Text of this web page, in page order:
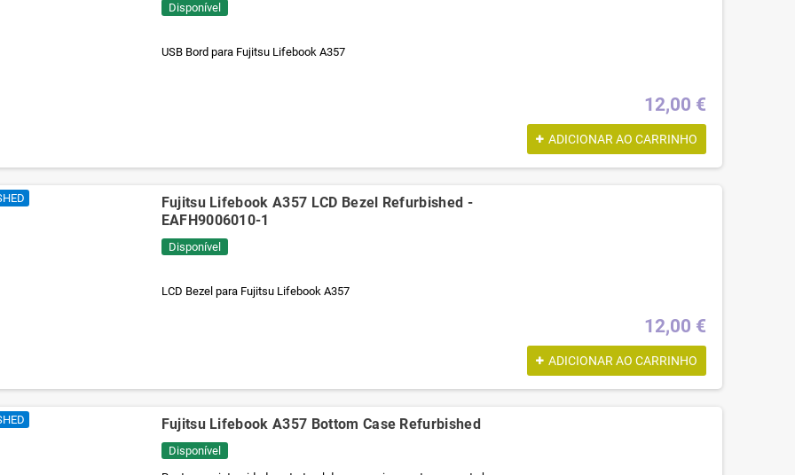
Disponível
USB Bord para Fujitsu Lifebook A357
12,00 €
ADICIONAR AO CARRINHO
Fujitsu Lifebook A357 LCD Bezel Refurbished -
EAFH9006010-1
Disponível
LCD Bezel para Fujitsu Lifebook A357
12,00 €
ADICIONAR AO CARRINHO
Fujitsu Lifebook A357 Bottom Case Refurbished
Disponível